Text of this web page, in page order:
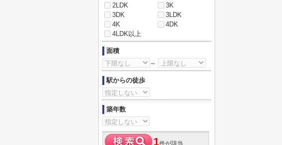
2LDK
3K
3DK
3LDK
4K
4DK
4LDK以上
面積
～
駅からの徒歩
築年数
1件が該当